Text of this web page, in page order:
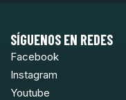
SÍGUENOS EN REDES
Facebook
Instagram
Youtube